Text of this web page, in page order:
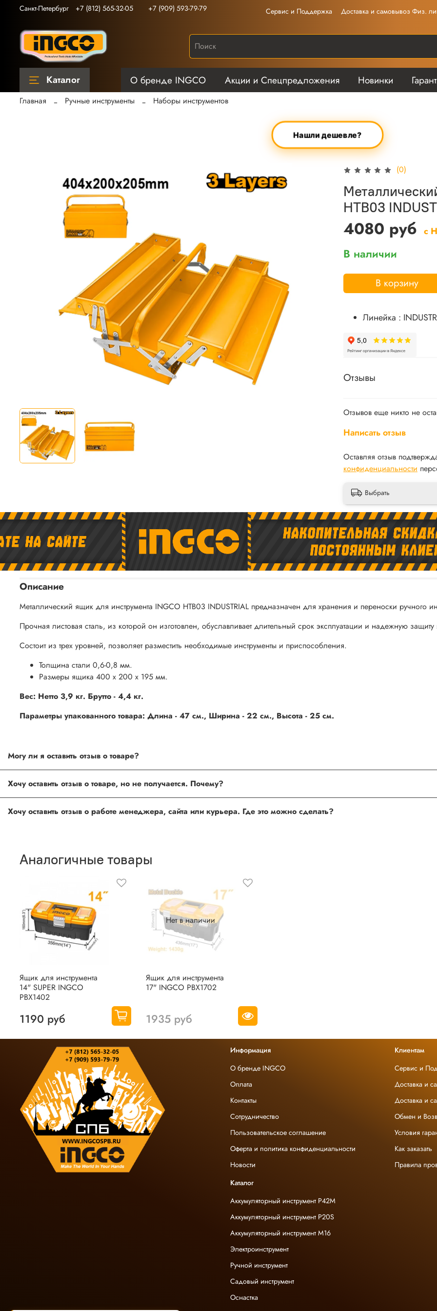
Сервис и Поддержка Доставка и самовывоз Физ.
Санкт-Петербург +7 (812) 565-32-05 +7 (909) 593-79-79
Каталог О бренде INGCO Акции и Спецпредложения Новинки
Главная Ручные инструменты Наборы инструментов
Нашли дешевле?
(0)
HTB03
4080 руб с
В наличии
В корзину
Линейка :
Отзывы
Отзывов еще никто не
Написать отзыв
Оставляя отзыв
конфиденциальности
Выбрать
Описание
Металлический ящик для инструмента INGCO HTB03 INDUSTRIAL предназначен для хранения и переноски ручного
Прочная листовая сталь, из которой он изготовлен, обуславливает длительный срок эксплуатации и надежную защиту
Состоит из трех уровней, позволяет разместить необходимые инструменты и приспособления.
Толщина стали 0,6-0,8 мм.
Размеры ящика 400 х 200 х 195 мм.
Вес: Нетто 3,9 кг. Брутто - 4,4 кг.
Параметры упакованного товара: Длина - 47 см., Ширина - 22 см., Высота - 25 см.
товарах проходят модерацию.
ingco.or.itk@gmail.com; ingco.spb@mail.ru
Оставить отзыв о покупке
Аналогичные товары
Ящик для инструмента
14" SUPER INGCO
PBX1402
1190 руб
Нет в наличии
Ящик для инструмента
17" INGCO PBX1702
1935 руб
Информация
О бренде INGCO
Оплата
Контакты
Сотрудничество
Пользовательское соглашение
Оферта и политика конфиденциальности
Новости
Клиентам
Сервис и
Доставка и
Доставка и
Обмен и
Условия
Как заказать
Правила
Каталог
Аккумуляторный инструмент P42M
Аккумуляторный инструмент P20S
Аккумуляторный инструмент M16
Электроинструмент
Ручной инструмент
Садовый инструмент
Оснастка